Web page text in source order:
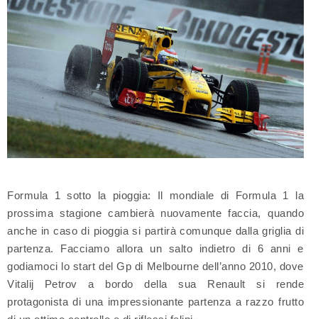
Formula 1 sotto la pioggia: Il mondiale di Formula 1 la
prossima stagione cambierà nuovamente faccia, quando
anche in caso di pioggia si partirà comunque dalla griglia di
partenza. Facciamo allora un salto indietro di 6 anni e
godiamoci lo start del Gp di Melbourne dell’anno 2010, dove
Vitalij Petrov a bordo della sua Renault si rende
protagonista di una impressionante partenza a razzo frutto